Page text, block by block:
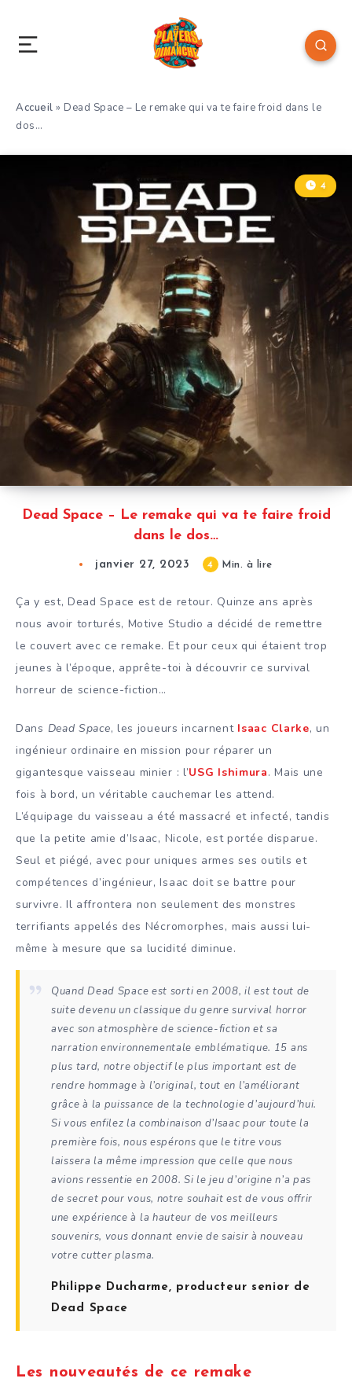
Accueil » Dead Space – Le remake qui va te faire froid dans le
dos…
Dead Space – Le remake qui va te faire froid
dans le dos…
4
janvier 27, 2023 4 Min. à lire
Ça y est, Dead Space est de retour. Quinze ans après
nous avoir torturés, Motive Studio a décidé de remettre
le couvert avec ce remake. Et pour ceux qui étaient trop
jeunes à l’époque, apprête-toi à découvrir ce survival
horreur de science-fiction…
Dans Dead Space, les joueurs incarnent Isaac Clarke, un
ingénieur ordinaire en mission pour réparer un
gigantesque vaisseau minier : l’USG Ishimura. Mais une
fois à bord, un véritable cauchemar les attend.
L’équipage du vaisseau a été massacré et infecté, tandis
que la petite amie d’Isaac, Nicole, est portée disparue.
Seul et piégé, avec pour uniques armes ses outils et
compétences d’ingénieur, Isaac doit se battre pour
survivre. Il affrontera non seulement des monstres
terrifiants appelés des Nécromorphes, mais aussi lui-
même à mesure que sa lucidité diminue.
QuandDead Space est sorti en 2008, il est tout de
suite devenu un classique du genre survival horror
avec son atmosphère de science-fiction et sa
narration environnementale emblématique. 15 ans
plus tard, notre objectif le plus important est de
rendre hommage à l’original, tout en l’améliorant
grâce à la puissance de la technologie d’aujourd’hui.
Si vous enfilez la combinaison d’Isaac pour toute la
première fois, nous espérons que le titre vous
laissera la même impression que celle que nous
avions ressentie en 2008. Si le jeu d’origine n’a pas
de secret pour vous, notre souhait est de vous offrir
une expérience à la hauteur de vos meilleurs
souvenirs, vous donnant envie de saisir à nouveau
votre cutter plasma.
Philippe Ducharme, producteur senior de
Dead Space
Les nouveautés de ce remake